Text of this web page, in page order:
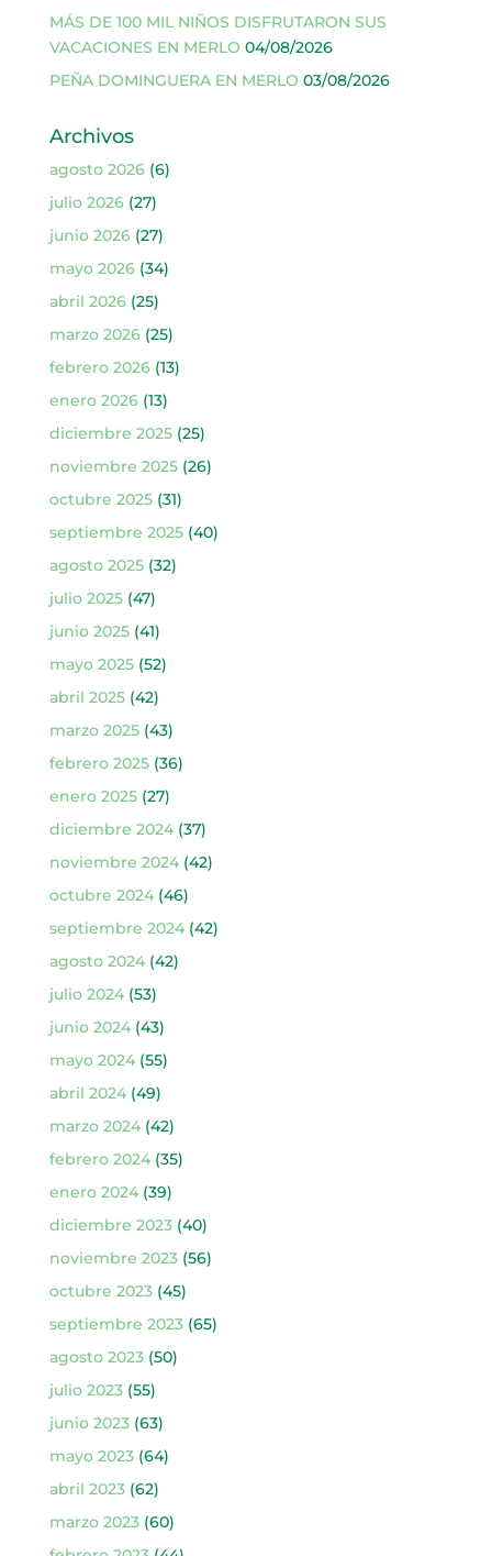
MÁS DE 100 MIL NIÑOS DISFRUTARON SUS
VACACIONES EN MERLO 04/08/2026
PEÑA DOMINGUERA EN MERLO 03/08/2026
Archivos
agosto 2026(6)
julio 2026(27)
junio 2026(27)
mayo 2026(34)
abril 2026(25)
marzo 2026(25)
febrero 2026(13)
enero 2026(13)
diciembre 2025(25)
noviembre 2025(26)
octubre 2025(31)
septiembre 2025(40)
agosto 2025(32)
julio 2025(47)
junio 2025(41)
mayo 2025(52)
abril 2025(42)
marzo 2025(43)
febrero 2025(36)
enero 2025(27)
diciembre 2024(37)
noviembre 2024(42)
octubre 2024(46)
septiembre 2024(42)
agosto 2024(42)
julio 2024(53)
junio 2024(43)
mayo 2024(55)
abril 2024(49)
marzo 2024(42)
febrero 2024(35)
enero 2024(39)
diciembre 2023(40)
noviembre 2023(56)
octubre 2023(45)
septiembre 2023(65)
agosto 2023(50)
julio 2023(55)
junio 2023(63)
mayo 2023(64)
abril 2023(62)
marzo 2023(60)